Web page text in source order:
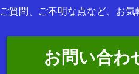
ご質問、ご不明な点など、お気
お問い合わ